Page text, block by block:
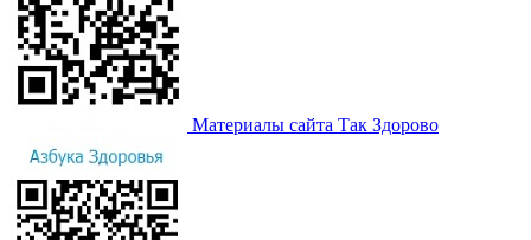
Материалы сайта Так Здорово